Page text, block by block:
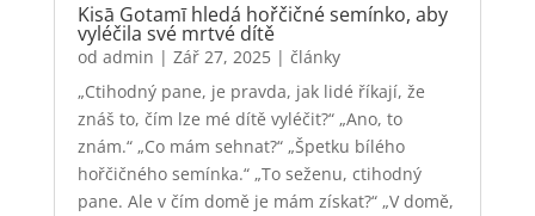
Kisā Gotamī hledá hořčičné semínko, aby
vyléčila své mrtvé dítě
od admin | Zář 27, 2025| články
„Ctihodný pane, je pravda, jak lidé říkají, že
znáš to, čím lze mé dítě vyléčit?“ „Ano, to
znám.“ „Co mám sehnat?“ „Špetku bílého
hořčičného semínka.“ „To seženu, ctihodný
pane. Ale v čím domě je mám získat?“ „V domě,